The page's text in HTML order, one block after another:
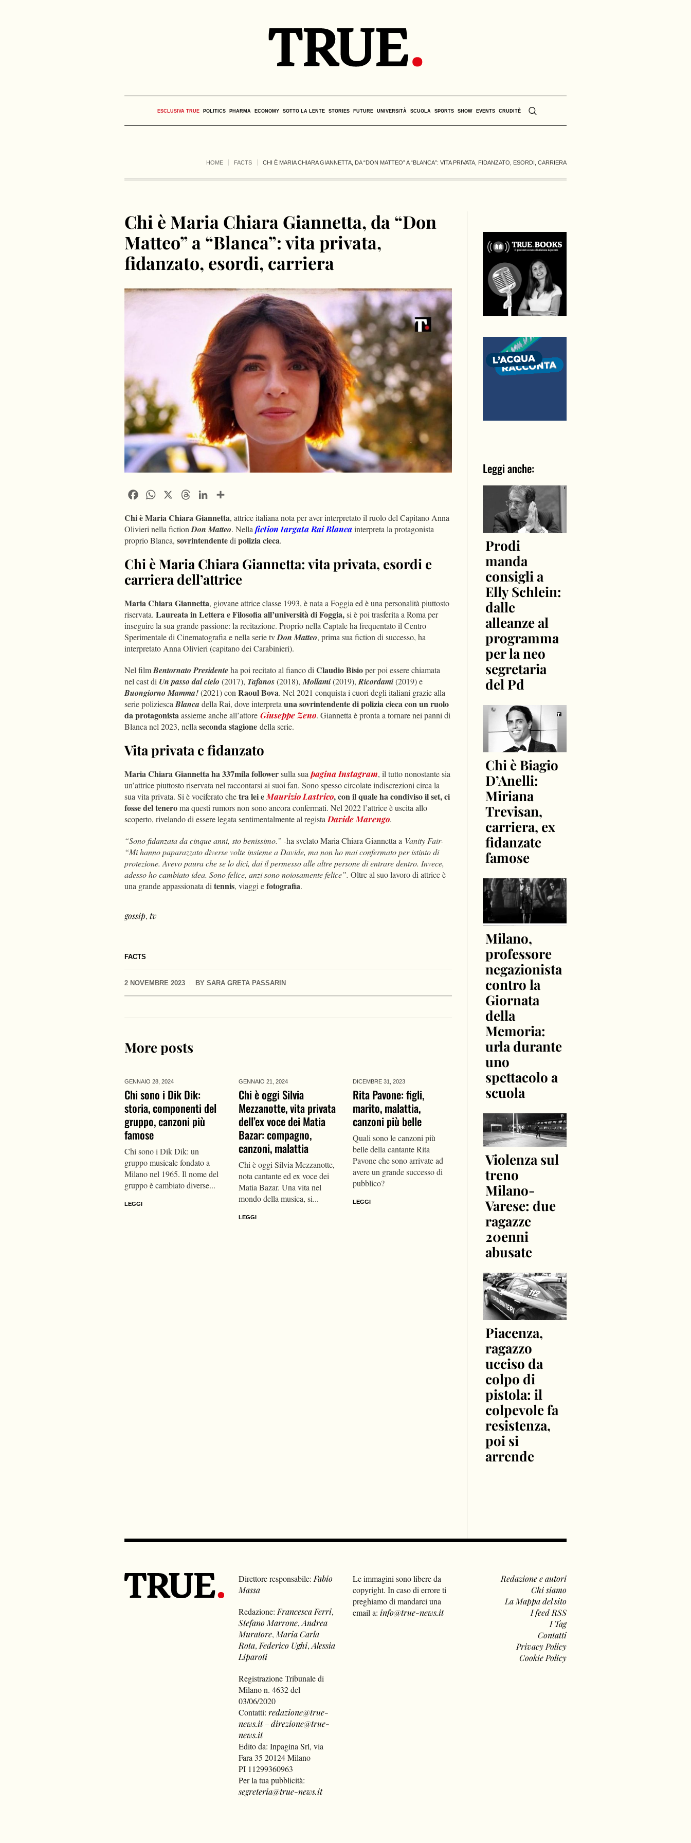
ESCLUSIVA TRUE POLITICS PHARMA ECONOMY SOTTO LA LENTE STORIES FUTURE UNIVERSITÀ SCUOLA SPORTS SHOW EVENTS CRUDITÈ
HOME FACTS CHI È MARIA CHIARA GIANNETTA, DA “DON MATTEO” A “BLANCA”: VITA PRIVATA, FIDANZATO, ESORDI, CARRIERA
FACTS
Chi è Maria Chiara Giannetta, da “Don
Matteo” a “Blanca”: vita privata,
fidanzato, esordi, carriera
2 NOVEMBRE 2023 BY SARA GRETA PASSARIN
FacebookWhatsApp ThreadsLinkedIn
Chi è Maria Chiara Giannetta, attrice italiana nota per aver interpretato il ruolo del Capitano Anna
Olivieri nella fictionDon Matteo. Nellafiction targata RaiBlancainterpreta la protagonista
proprio Blanca, sovrintendentedipoliziacieca.
Chi è Maria Chiara Giannetta: vita privata, esordi e
carriera dell’attrice
Maria Chiara Giannetta, giovane attrice classe 1993, è nata a Foggia ed è una personalità piuttosto
riservata. Laureata in Lettera e Filosofia all’università di Foggia,si è poi trasferita a Roma per
inseguire la sua grande passione: la recitazione. Proprio nella Captale ha frequentato il Centro
Sperimentale di Cinematografia e nella serie tvDon Matteo, prima sua fiction di successo, ha
interpretato Anna Olivieri (capitano dei Carabinieri).
Nel filmBentornato Presidenteha poi recitato al fianco diClaudio Bisioper poi essere chiamata
nel cast di Un passo dal cielo (2017), Tafanos(2018),Mollami(2019),Ricordami(2019) e
Buongiorno Mamma!(2021) conRaoul Bova. Nel 2021 conquista i cuori degli italiani grazie alla
serie poliziescaBlancadella Rai, dove interpretauna sovrintendente di polizia cieca con un ruolo
da protagonistaassieme anche all’attore Giuseppe Zeno. Giannetta è pronta a tornare nei panni di
Blanca nel 2023, nellaseconda stagione della serie.
Vita privata e fidanzato
Maria Chiara Giannetta ha 337mila followersulla suapagina Instagram, il tutto nonostante sia
un’attrice piuttosto riservata nel raccontarsi ai suoi fan. Sono spesso circolate indiscrezioni circa la
sua vita privata. Si è vociferato chetra lei eMaurizio Lastrico, con il quale ha condiviso il set, ci
fosse del teneroma questi rumors non sono ancora confermati. Nel 2022 l’attrice è uscita allo
scoperto, rivelando di essere legata sentimentalmente al registaDavide Marengo.
“Sono fidanzata da cinque anni, sto benissimo.” -ha svelato Maria Chiara Giannetta a Vanity Fair-
“Mi hanno paparazzato diverse volte insieme a Davide, ma non ho mai confermato per istinto di
protezione. Avevo paura che se lo dici, dai il permesso alle altre persone di entrare dentro. Invece,
adesso ho cambiato idea. Sono felice, anzi sono noiosamente felice”. Oltre al suo lavoro di attrice è
una grande appassionata ditennis, viaggi efotografia.
gossip, tv
More posts
GENNAIO 28, 2024
Chi sono i Dik Dik:
storia, componenti del
gruppo, canzoni più
famose
Chi sono i Dik Dik: un
gruppo musicale fondato a
Milano nel 1965. Il nome del
gruppo è cambiato diverse...
LEGGI
GENNAIO 21, 2024
Chi è oggi Silvia
Mezzanotte, vita privata
dell’ex voce dei Matia
Bazar: compagno,
canzoni, malattia
Chi è oggi Silvia Mezzanotte,
nota cantante ed ex voce dei
Matia Bazar. Una vita nel
mondo della musica, si...
LEGGI
DICEMBRE 31, 2023
Rita Pavone: figli,
marito, malattia,
canzoni più belle
Quali sono le canzoni più
belle della cantante Rita
Pavone che sono arrivate ad
avere un grande successo di
pubblico?
LEGGI
Leggi anche:
Prodi
manda
consigli a
Elly Schlein:
dalle
alleanze al
programma
per la neo
segretaria
del Pd
Chi è Biagio
D’Anelli:
Miriana
Trevisan,
carriera, ex
fidanzate
famose
Milano,
professore
negazionista
contro la
Giornata
della
Memoria:
urla durante
uno
spettacolo a
scuola
Violenza sul
treno
Milano-
Varese: due
ragazze
20enni
abusate
Piacenza,
ragazzo
ucciso da
colpo di
pistola: il
colpevole fa
resistenza,
poi si
arrende
Direttore responsabile: Fabio
Massa
Redazione: Francesca Ferri,
Stefano Marrone,Andrea
Muratore, Maria Carla
Rota, Federico Ughi,Alessia
Liparoti
Registrazione Tribunale di
Milano n. 4632 del
03/06/2020
Contatti:redazione@true-
news.it–direzione@true-
news.it
Edito da: Inpagina Srl, via
Fara 35 20124 Milano
PI 11299360963
Per la tua pubblicità:
segreteria@true-news.it
Le immagini sono libere da
copyright. In caso di errore ti
preghiamo di mandarci una
email a: info@true-news.it
Redazione e autori
Chi siamo
La Mappa del sito
I feed RSS
I Tag
Contatti
Privacy Policy
Cookie Policy